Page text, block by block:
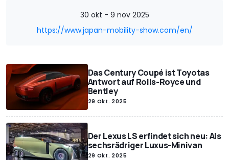
30 okt - 9 nov 2025
https://www.japan-mobility-show.com/en/
Das Century Coupé ist Toyotas
Antwort auf Rolls-Royce und
Bentley
29 Okt. 2025
Der Lexus LS erfindet sich neu: Als
sechsrädriger Luxus-Minivan
29 Okt. 2025